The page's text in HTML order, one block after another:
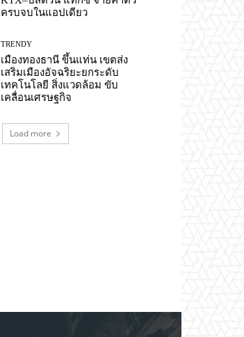
ครบจบในแอปเดียว
TRENDY
เมืองทองธานี ขึ้นแท่น เขตส่ง
เสริมเมืองอัจฉริยะยกระดับ
เทคโนโลยี สิ่งแวดล้อม ขับ
เคลื่อนเศรษฐกิจ
Load more